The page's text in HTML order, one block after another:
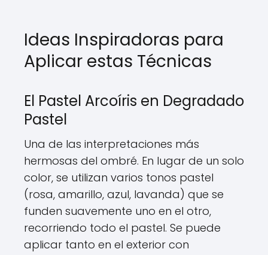
Ideas Inspiradoras para
Aplicar estas Técnicas
El Pastel Arcoíris en Degradado
Pastel
Una de las interpretaciones más
hermosas del ombré. En lugar de un solo
color, se utilizan varios tonos pastel
(rosa, amarillo, azul, lavanda) que se
funden suavemente uno en el otro,
recorriendo todo el pastel. Se puede
aplicar tanto en el exterior con